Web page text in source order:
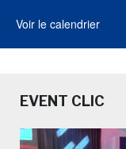
Voir le calendrier
EVENT CLIC